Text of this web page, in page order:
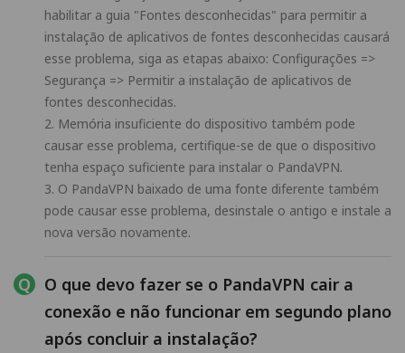
habilitar a guia "Fontes desconhecidas" para permitir a
instalação de aplicativos de fontes desconhecidas causará
esse problema, siga as etapas abaixo: Configurações =>
Segurança => Permitir a instalação de aplicativos de
fontes desconhecidas.
2. Memória insuficiente do dispositivo também pode
causar esse problema, certifique-se de que o dispositivo
tenha espaço suficiente para instalar o PandaVPN.
3. O PandaVPN baixado de uma fonte diferente também
pode causar esse problema, desinstale o antigo e instale a
nova versão novamente.
O que devo fazer se o PandaVPN cair a
conexão e não funcionar em segundo plano
após concluir a instalação?